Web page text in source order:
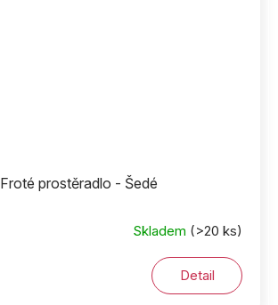
Froté prostěradlo - Šedé
Skladem (>20 ks)
Detail